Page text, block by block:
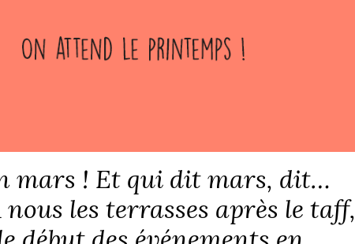
mars ! Et qui dit mars, dit…
les terrasses après le taff,